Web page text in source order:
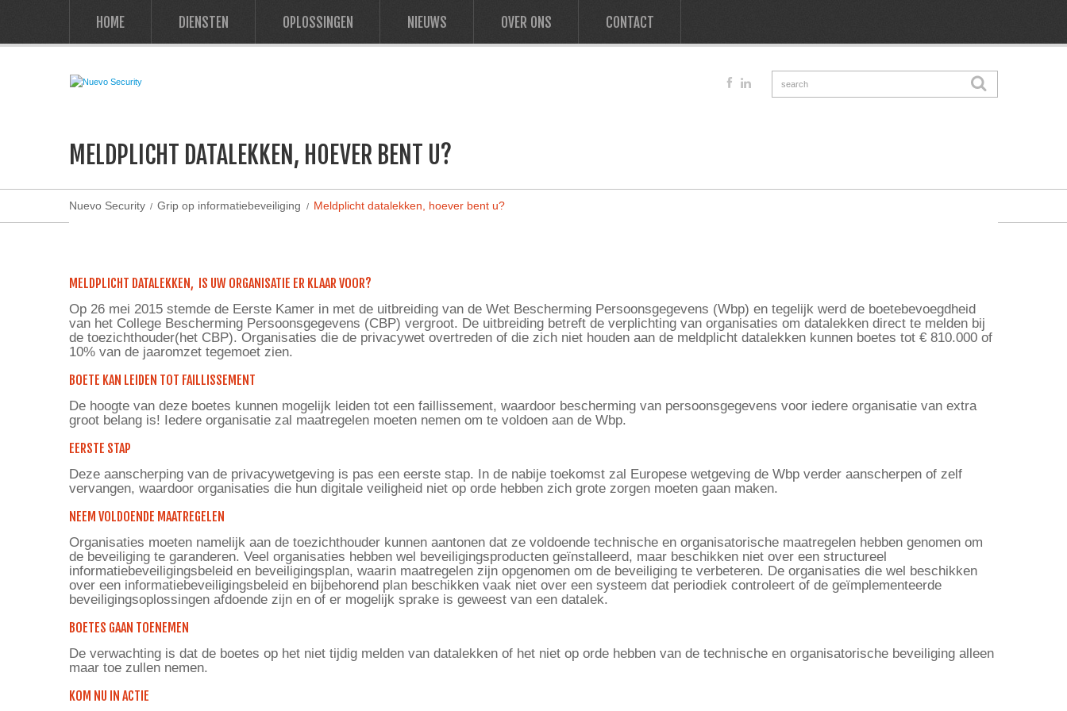
HOME DIENSTEN OPLOSSINGEN NIEUWS OVER ONS CONTACT
MELDPLICHT DATALEKKEN, HOEVER BENT U?
Nuevo Security Grip op informatiebeveiliging Meldplicht datalekken, hoever bent u?
MELDPLICHT DATALEKKEN, IS UW ORGANISATIE ER KLAAR VOOR?
Op 26 mei 2015 stemde de Eerste Kamer in met de uitbreiding van de Wet Bescherming Persoonsgegevens (Wbp) en tegelijk werd de boetebevoegdheid
van het College Bescherming Persoonsgegevens (CBP) vergroot. De uitbreiding betreft de verplichting van organisaties om datalekken direct te melden bij
de toezichthouder(het CBP). Organisaties die de privacywet overtreden of die zich niet houden aan de meldplicht datalekken kunnen boetes tot € 810.000 of
10% van de jaaromzet tegemoet zien.
BOETE KAN LEIDEN TOT FAILLISSEMENT
De hoogte van deze boetes kunnen mogelijk leiden tot een faillissement, waardoor bescherming van persoonsgegevens voor iedere organisatie van extra
groot belang is! Iedere organisatie zal maatregelen moeten nemen om te voldoen aan de Wbp.
EERSTE STAP
Deze aanscherping van de privacywetgeving is pas een eerste stap. In de nabije toekomst zal Europese wetgeving de Wbp verder aanscherpen of zelf
vervangen, waardoor organisaties die hun digitale veiligheid niet op orde hebben zich grote zorgen moeten gaan maken.
NEEM VOLDOENDE MAATREGELEN
Organisaties moeten namelijk aan de toezichthouder kunnen aantonen dat ze voldoende technische en organisatorische maatregelen hebben genomen om
de beveiliging te garanderen. Veel organisaties hebben wel beveiligingsproducten geïnstalleerd, maar beschikken niet over een structureel
informatiebeveiligingsbeleid en beveiligingsplan, waarin maatregelen zijn opgenomen om de beveiliging te verbeteren. De organisaties die wel beschikken
over een informatiebeveiligingsbeleid en bijbehorend plan beschikken vaak niet over een systeem dat periodiek controleert of de geïmplementeerde
beveiligingsoplossingen afdoende zijn en of er mogelijk sprake is geweest van een datalek.
BOETES GAAN TOENEMEN
De verwachting is dat de boetes op het niet tijdig melden van datalekken of het niet op orde hebben van de technische en organisatorische beveiliging alleen
maar toe zullen nemen.
KOM NU IN ACTIE